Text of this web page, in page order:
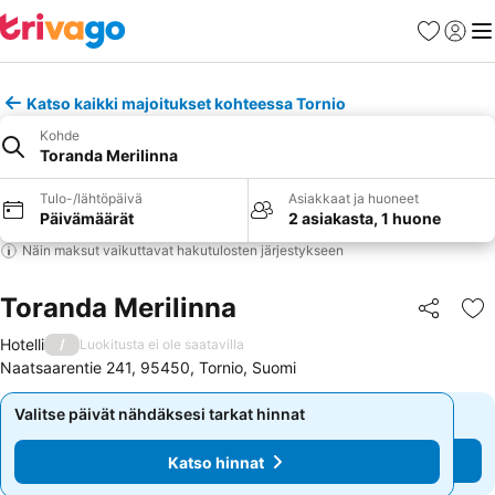
Suosikit
Katso kaikki majoitukset kohteessa Tornio
Kohde
Toranda Merilinna
Tulo-/lähtöpäivä
Päivämäärät
Asiakkaat ja huoneet
2 asiakasta, 1 huone
Näin maksut vaikuttavat hakutulosten järjestykseen
Toranda Merilinna Jaa
Hotelli / Luokitusta ei ole saatavilla
Naatsaarentie 241, 95450, Tornio, Suomi
Valitse päivät nähdäksesi tarkat hinnat
Katso hinnat
Valitse päivät nähdäksesi tarkat hinnat
Katso hinnat